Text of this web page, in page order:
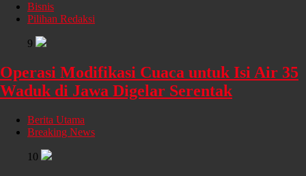
Bisnis
Pilihan Redaksi
9
Operasi Modifikasi Cuaca untuk Isi Air 35
Waduk di Jawa Digelar Serentak
Berita Utama
Breaking News
10